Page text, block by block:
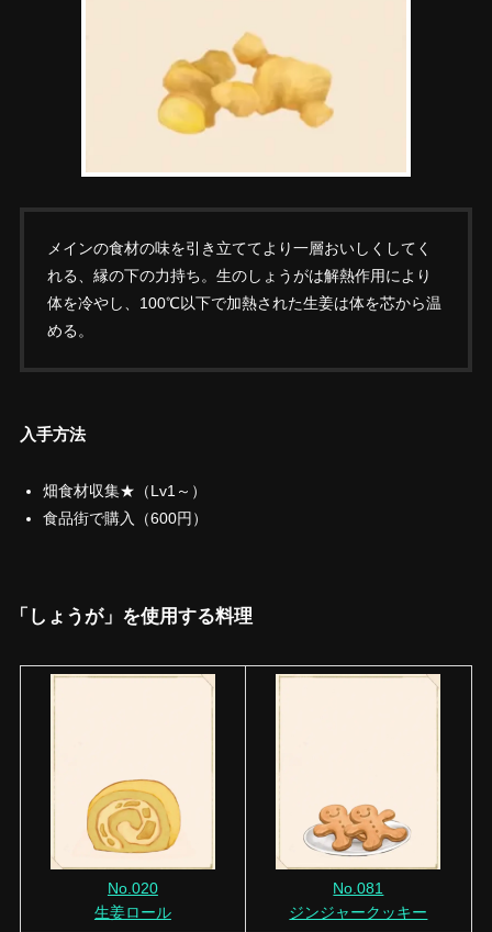
メインの食材の味を引き立ててより一層おいしくしてく
れる、縁の下の力持ち。生のしょうがは解熱作用により
体を冷やし、100℃以下で加熱された生姜は体を芯から温
める。
入手方法
畑食材収集★（Lv1～）
食品街で購入（600円）
「しょうが」を使用する料理
No.020
生姜ロール
No.081
ジンジャークッキー